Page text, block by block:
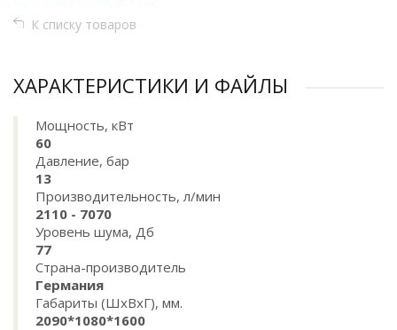
К списку товаров
ХАРАКТЕРИСТИКИ И ФАЙЛЫ
Мощность, кВт
60
Давление, бар
13
Производительность, л/мин
2110 - 7070
Уровень шума, Дб
77
Страна-производитель
Германия
Габариты (ШхВхГ), мм.
2090*1080*1600